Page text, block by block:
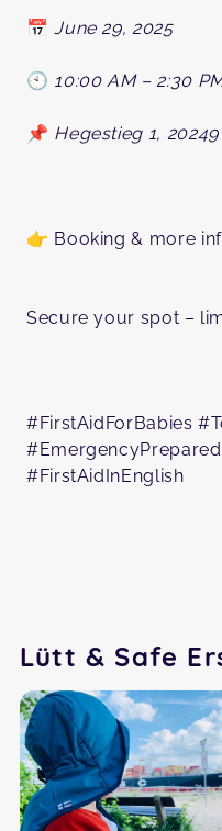
📅June 29, 2025
🕙 10:00 AM – 2:30
📌 Hegestieg 1,
👉 Booking & more
Secure your spot –
#FirstAidForBabies
#FirstAidInEnglish
Lütt & Safe